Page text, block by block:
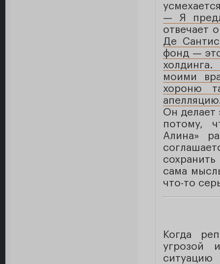
— Я
отвечает
Де
фонд —
моими
хороню
Он делает
потому,
Алина»
сама
что-то
Когда
угрозой